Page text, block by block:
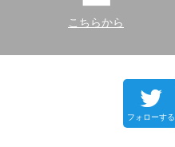
こちらから
フォローする